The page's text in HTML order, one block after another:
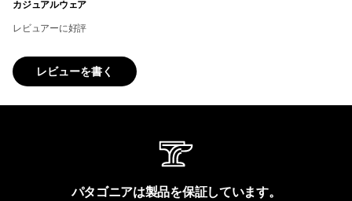
カジュアルウェア
レビュアーに好評
レビューを書く
パタゴニアは製品を保証しています。